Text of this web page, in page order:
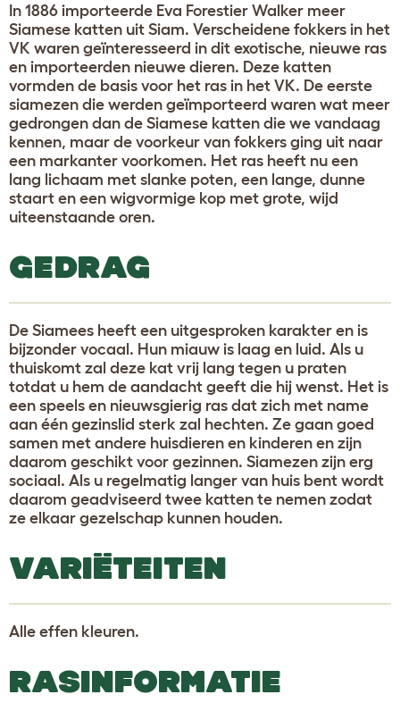
In 1886 importeerde Eva Forestier Walker meer
Siamese katten uit Siam. Verscheidene fokkers in het
VK waren geïnteresseerd in dit exotische, nieuwe ras
en importeerden nieuwe dieren. Deze katten
vormden de basis voor het ras in het VK. De eerste
siamezen die werden geïmporteerd waren wat meer
gedrongen dan de Siamese katten die we vandaag
kennen, maar de voorkeur van fokkers ging uit naar
een markanter voorkomen. Het ras heeft nu een
lang lichaam met slanke poten, een lange, dunne
staart en een wigvormige kop met grote, wijd
uiteenstaande oren.
GEDRAG
De Siamees heeft een uitgesproken karakter en is
bijzonder vocaal. Hun miauw is laag en luid. Als u
thuiskomt zal deze kat vrij lang tegen u praten
totdat u hem de aandacht geeft die hij wenst. Het is
een speels en nieuwsgierig ras dat zich met name
aan één gezinslid sterk zal hechten. Ze gaan goed
samen met andere huisdieren en kinderen en zijn
daarom geschikt voor gezinnen. Siamezen zijn erg
sociaal. Als u regelmatig langer van huis bent wordt
daarom geadviseerd twee katten te nemen zodat
ze elkaar gezelschap kunnen houden.
VARIËTEITEN
Alle effen kleuren.
RASINFORMATIE